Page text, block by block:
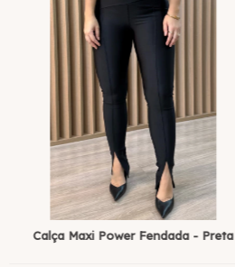
Calça Maxi Power Fendada - Preta